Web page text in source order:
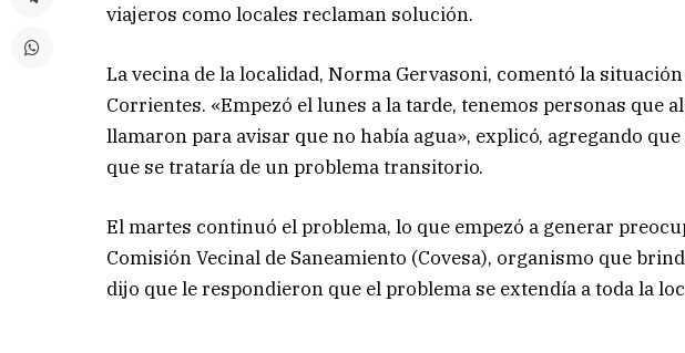
viajeros como locales reclaman solución.
La vecina de la localidad, Norma Gervasoni, comentó la
Corrientes. «Empezó el lunes a la tarde, tenemos personas que
llamaron para avisar que no había agua», explicó, agregando
que se trataría de un problema transitorio.
El martes continuó el problema, lo que empezó a generar
Comisión Vecinal de Saneamiento (Covesa), organismo que
dijo que le respondieron que el problema se extendía a toda la